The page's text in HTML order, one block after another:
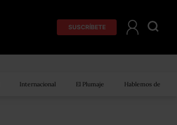
SUSCRÍBETE
Internacional El Plumaje Hablemos de